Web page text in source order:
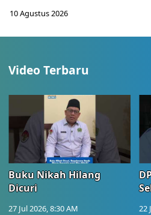
10 Agustus 2026
Video Terbaru
Buku Nikah Hilang
Dicuri
27 Jul 2026, 8:30 AM 22